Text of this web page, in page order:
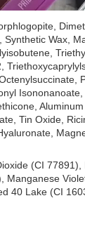
Synthetic Wax,
Isononanoate,
Aluminum
Tin Oxide,
(CI 77891),
Manganese
40 Lake (CI